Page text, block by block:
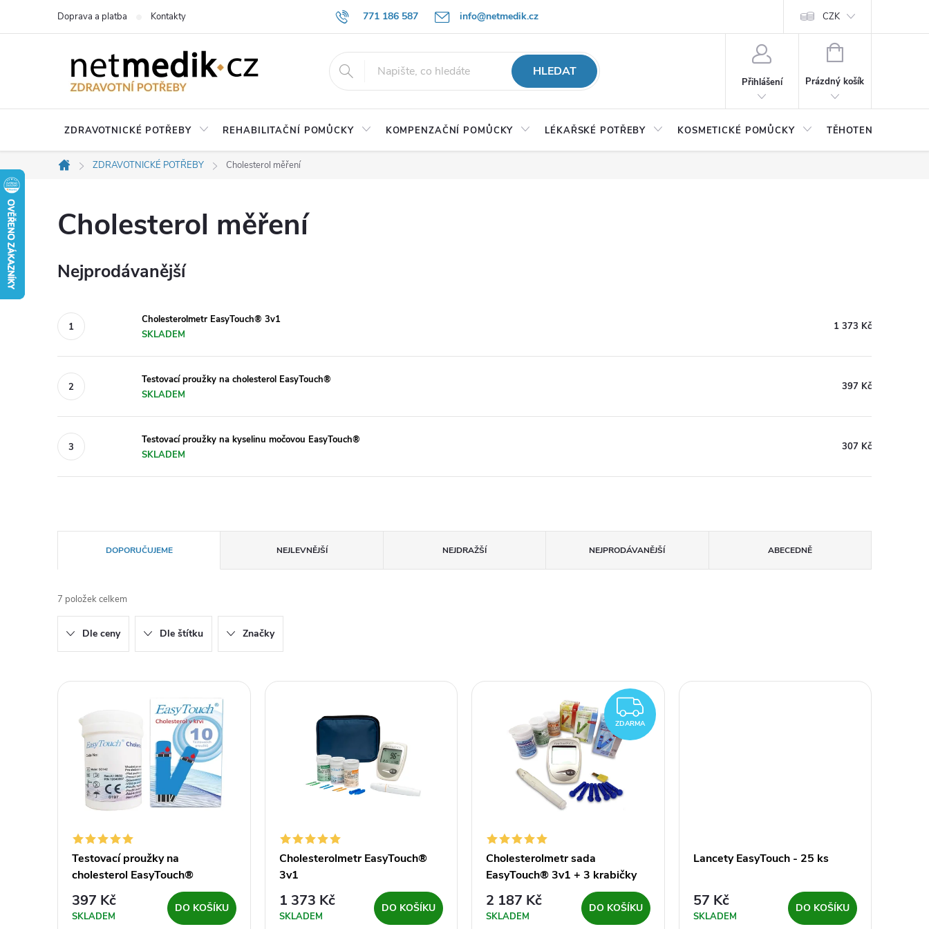
771 186 587 info@netmedik.cz
Doprava a platba Kontakty CZK
HLEDAT
Přihlášení
NÁKUPNÍ
Prázdný košík
ZDRAVOTNICKÉ POTŘEBY REHABILITAČNÍ POMŮCKY KOMPENZAČNÍ POMŮCKY LÉKAŘSKÉ POTŘEBY KOSMETICKÉ POMŮCKY TĚHOTENSTVÍ, DĚTI
Domů
ZDRAVOTNICKÉ POTŘEBY Cholesterol měření
Cholesterol měření
Nejprodávanější
Cholesterolmetr EasyTouch® 3v1
SKLADEM
1 373 Kč
Testovací proužky na cholesterol EasyTouch®
SKLADEM
397 Kč
Testovací proužky na kyselinu močovou EasyTouch®
SKLADEM
307 Kč
a
z
e
n
d
DOPORUČUJEME NEJLEVNĚJŠÍ NEJDRAŽŠÍ NEJPRODÁVANĚJŠÍ ABECEDNĚ
7 položek celkem
Dle ceny Dle štítku Značky
V
pTestovací proužky na
cholesterol EasyTouch®
397 Kč
SKLADEM
DO KOŠÍKU
Cholesterolmetr EasyTouch®
3v1
1 373 Kč
SKLADEM
DO KOŠÍKU
ZDARMA
ZDARMA
Cholesterolmetr sada
EasyTouch® 3v1 + 3 krabičky
proužků
2 187 Kč
SKLADEM
DO KOŠÍKU
Lancety EasyTouch - 25 ks
57 Kč
SKLADEM
DO KOŠÍKU